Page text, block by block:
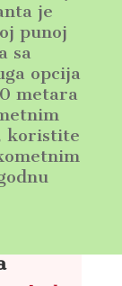
je
punoj
sa
opcija
metara
koristite